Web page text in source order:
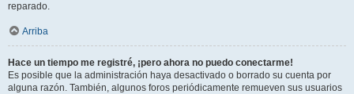
reparado.
Arriba
Hace un tiempo me registré, ¡pero ahora no puedo conectarme!
Es posible que la administración haya desactivado o borrado su cuenta por
alguna razón. También, algunos foros periódicamente remueven sus usuarios